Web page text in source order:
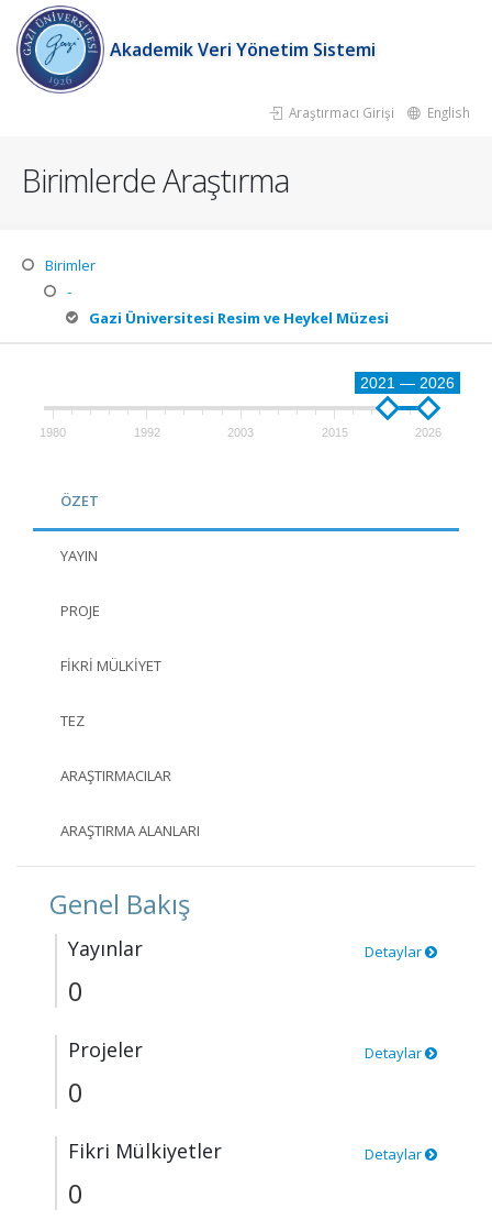
Akademik Veri Yönetim Sistemi
Araştırmacı Girişi English
Birimlerde Araştırma
Birimler
-
Gazi Üniversitesi Resim ve Heykel Müzesi
2021 — 2026
1980 1992 2003 2015 2026
ÖZET
YAYIN
PROJE
FIKRI MÜLKIYET
TEZ
ARAŞTIRMACILAR
ARAŞTIRMA ALANLARI
Genel Bakış
Yayınlar Detaylar
0
Projeler Detaylar
0
Fikri Mülkiyetler Detaylar
0